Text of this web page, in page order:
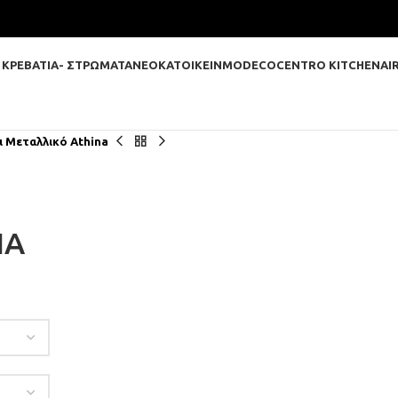
ΚΡΕΒΑΤΙΑ- ΣΤΡΩΜΑΤΑΝΕΟΚΑΤΟΙΚΕΙΝMODECOCENTRO KITCHEN
Μεταλλικό Athina